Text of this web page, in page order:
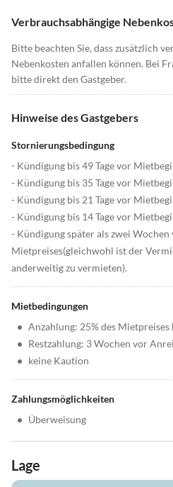
Verbrauchsabhängige
Bitte beachten Sie, dass zusätzlich
Nebenkosten anfallen können. Bei
bitte direkt den Gastgeber.
Hinweise des Gastgebers
Stornierungsbedingung
- Kündigung bis 49 Tage vor
- Kündigung bis 35 Tage vor
- Kündigung bis 21 Tage vor
- Kündigung bis 14 Tage vor
- Kündigung später als zwei
Mietpreises(gleichwohl ist der
anderweitig zu vermieten).
Mietbedingungen
• Anzahlung: 25% des Mietpreises
• Restzahlung: 3 Wochen vor
• keine Kaution
Zahlungsmöglichkeiten
• Überweisung
Lage